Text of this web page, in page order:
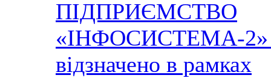
ПІДПРИЄМСТВО
«ІНФОСИСТЕМА-2»
відзначено в рамках